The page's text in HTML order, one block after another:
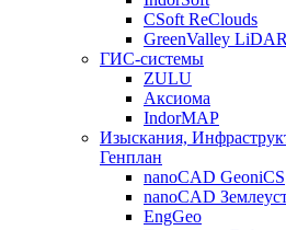
CSoft ReClouds
GreenValley
ГИС-системы
ZULU
Аксиома
IndorMAP
Изыскания,
Генплан
nanoCAD GeoniCS
nanoCAD
EngGeo